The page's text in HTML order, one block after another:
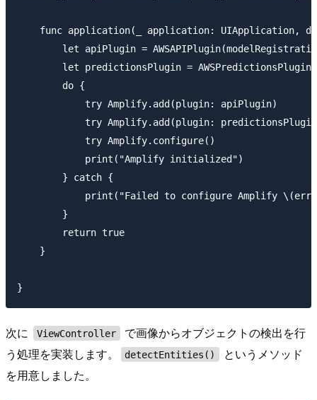
func application(_ application: UIApplication,
let apiPlugin =
let predictionsPlugin =
        do {
            try Amplify.add(plugin: apiPlugin)
try Amplify.add(plugin:
            try Amplify.configure()
            print("Amplify initialized")
        } catch {
print("Failed to configure Amplify
        }
        return true
    }
次に ViewController
で画像からオブジェクトの検出を行
う処理を実装します。
detectEntities()
というメソッド
を用意しました。